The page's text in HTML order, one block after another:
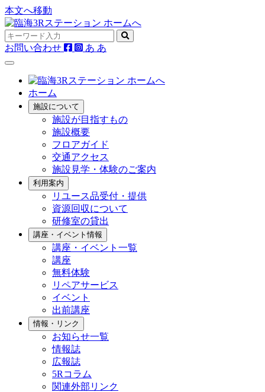
本文へ移動
お問い合わせ あ あ
ホーム
施設について
施設が目指すもの
施設概要
フロアガイド
交通アクセス
施設見学・体験のご案内
利用案内
リユース品受付・提供
資源回収について
研修室の貸出
講座・イベント情報
講座・イベント一覧
講座
無料体験
リペアサービス
イベント
出前講座
情報・リンク
お知らせ一覧
情報誌
広報誌
5Rコラム
関連外部リンク